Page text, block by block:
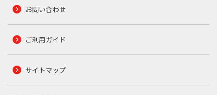
お問い合わせ
ご利用ガイド
サイトマップ